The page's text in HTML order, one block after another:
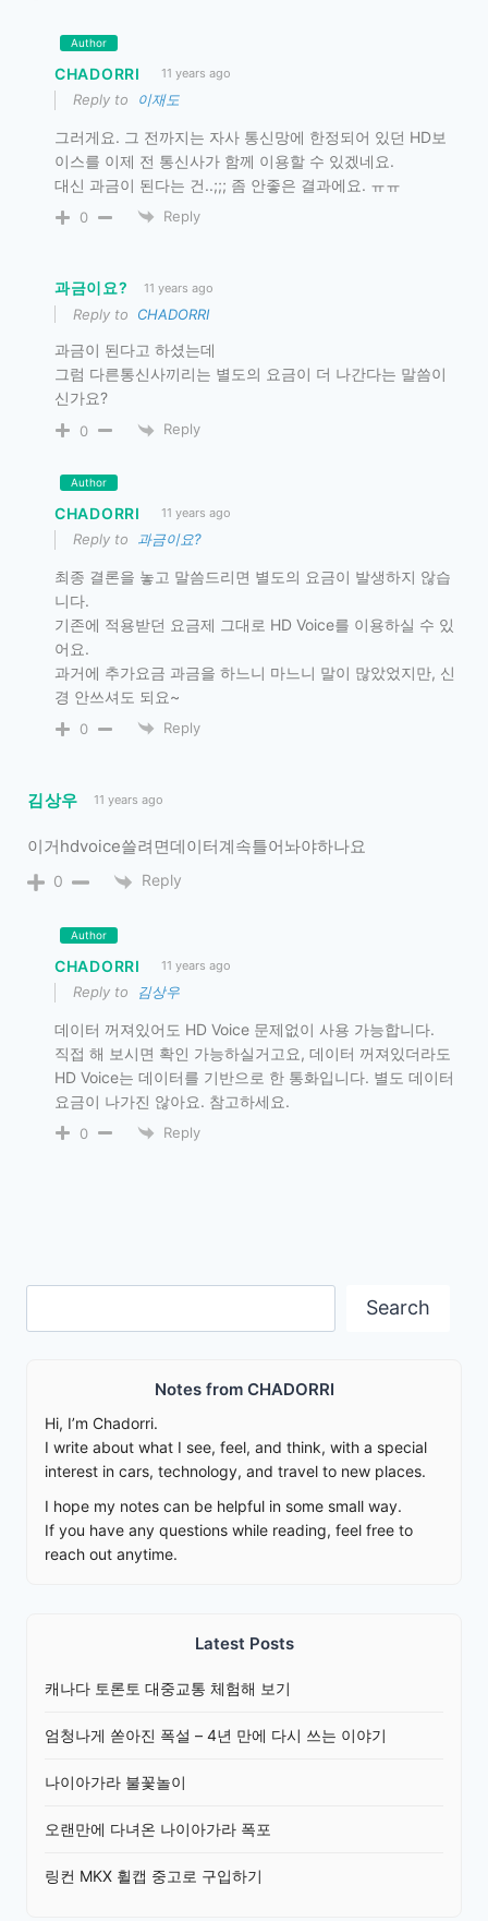
Author
CHADORRI 11 years ago
Reply to 이재도
그러게요. 그 전까지는 자사 통신망에 한정되어 있던 HD보
이스를 이제 전 통신사가 함께 이용할 수 있겠네요.
대신 과금이 된다는 건..;;; 좀 안좋은 결과에요. ㅠㅠ
0 Reply
과금이요? 11 years ago
Reply to CHADORRI
과금이 된다고 하셨는데
그럼 다른통신사끼리는 별도의 요금이 더 나간다는 말씀이
신가요?
0 Reply
Author
CHADORRI 11 years ago
Reply to 과금이요?
최종 결론을 놓고 말씀드리면 별도의 요금이 발생하지 않습
니다.
기존에 적용받던 요금제 그대로 HD Voice를 이용하실 수 있
어요.
과거에 추가요금 과금을 하느니 마느니 말이 많았었지만, 신
경 안쓰셔도 되요~
0 Reply
김상우 11 years ago
이거hdvoice쓸려면데이터계속틀어놔야하나요
0 Reply
Author
CHADORRI 11 years ago
Reply to 김상우
데이터 꺼져있어도 HD Voice 문제없이 사용 가능합니다.
직접 해 보시면 확인 가능하실거고요, 데이터 꺼져있더라도
HD Voice는 데이터를 기반으로 한 통화입니다. 별도 데이터
요금이 나가진 않아요. 참고하세요.
0 Reply
Search
Notes from CHADORRI
Hi, I’m Chadorri.
I write about what I see, feel, and think, with a special
interest in cars, technology, and travel to new places.
I hope my notes can be helpful in some small way.
If you have any questions while reading, feel free to
reach out anytime.
Latest Posts
캐나다 토론토 대중교통 체험해 보기
엄청나게 쏟아진 폭설 – 4년 만에 다시 쓰는 이야기
나이아가라 불꽃놀이
오랜만에 다녀온 나이아가라 폭포
링컨 MKX 휠캡 중고로 구입하기